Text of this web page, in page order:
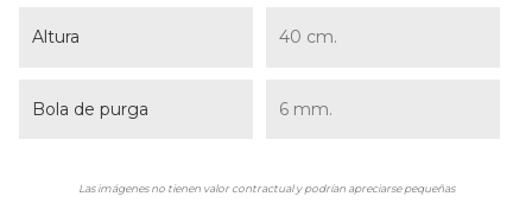
Altura 40 cm.
Bola de purga 6 mm.
Las imágenes no tienen valor contractual y podrían apreciarse pequeñas